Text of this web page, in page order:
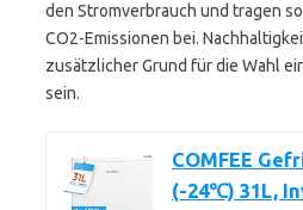
den Stromverbrauch und tragen
CO2-Emissionen bei.
zusätzlicher Grund für die Wahl
sein.
COMFEE
(-24℃) 31L,